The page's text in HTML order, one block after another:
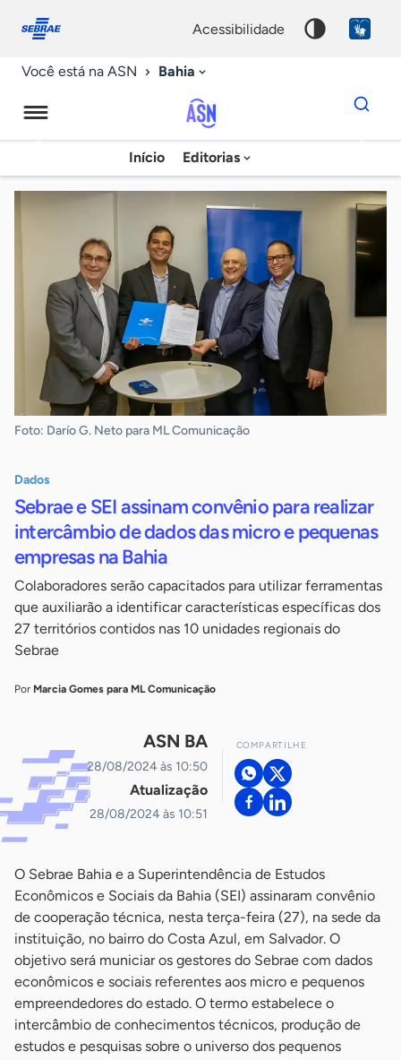
conosco
acessibilidade
Você está na ASN Bahia
Agência
Sebrae
de
Notícias
Início Editorias
Dados
para
chave
Foto: Darío G. Neto para ML Comunicação
Dados
Sebrae e SEI assinam convênio para realizar
intercâmbio de dados das micro e pequenas
empresas na Bahia
Colaboradores serão capacitados para utilizar ferramentas
que auxiliarão a identificar características específicas dos
27 territórios contidos nas 10 unidades regionais do
Sebrae
Por Marcia Gomes para ML Comunicação
ASN BA
28/08/2024 às 10:50
Atualização
28/08/2024 às 10:51
COMPARTILHE
O Sebrae Bahia e a Superintendência de Estudos
Econômicos e Sociais da Bahia (SEI) assinaram convênio
de cooperação técnica, nesta terça-feira (27), na sede da
instituição, no bairro do Costa Azul, em Salvador. O
objetivo será municiar os gestores do Sebrae com dados
econômicos e sociais referentes aos micro e pequenos
empreendedores do estado. O termo estabelece o
intercâmbio de conhecimentos técnicos, produção de
estudos e pesquisas sobre o universo dos pequenos